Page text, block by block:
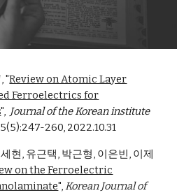
, "Review on Atomic Layer
Ferroelectrics for
", Journal of the Korean institute
260, 2022.10.31
현, 유근택, 박근형, 이은빈, 이제
on the Ferroelectric
",Korean Journal of